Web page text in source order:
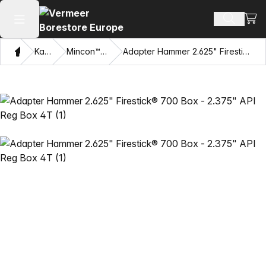
Ava peamenüü Otsi
KoduKataloogi Mincon™ HDD haamrid Adapter Hammer 2.625" Firestick® 700 Box - 2.375" API Reg Box 4T